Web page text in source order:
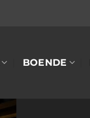
BOENDE